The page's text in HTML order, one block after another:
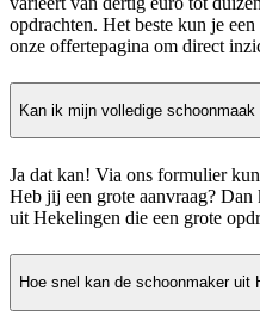
opdrachten. Het beste kun je
onze offertepagina om direct
Kan ik mijn volledige
Ja dat kan! Via ons formulier
Heb jij een grote aanvraag?
uit Hekelingen die een grote
Hoe snel kan de schoonmaker uit